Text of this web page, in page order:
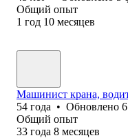
Общий опыт
1 год 10 месяцев
Машинист крана,
54 года • Обновлено
Общий опыт
33 года 8 месяцев